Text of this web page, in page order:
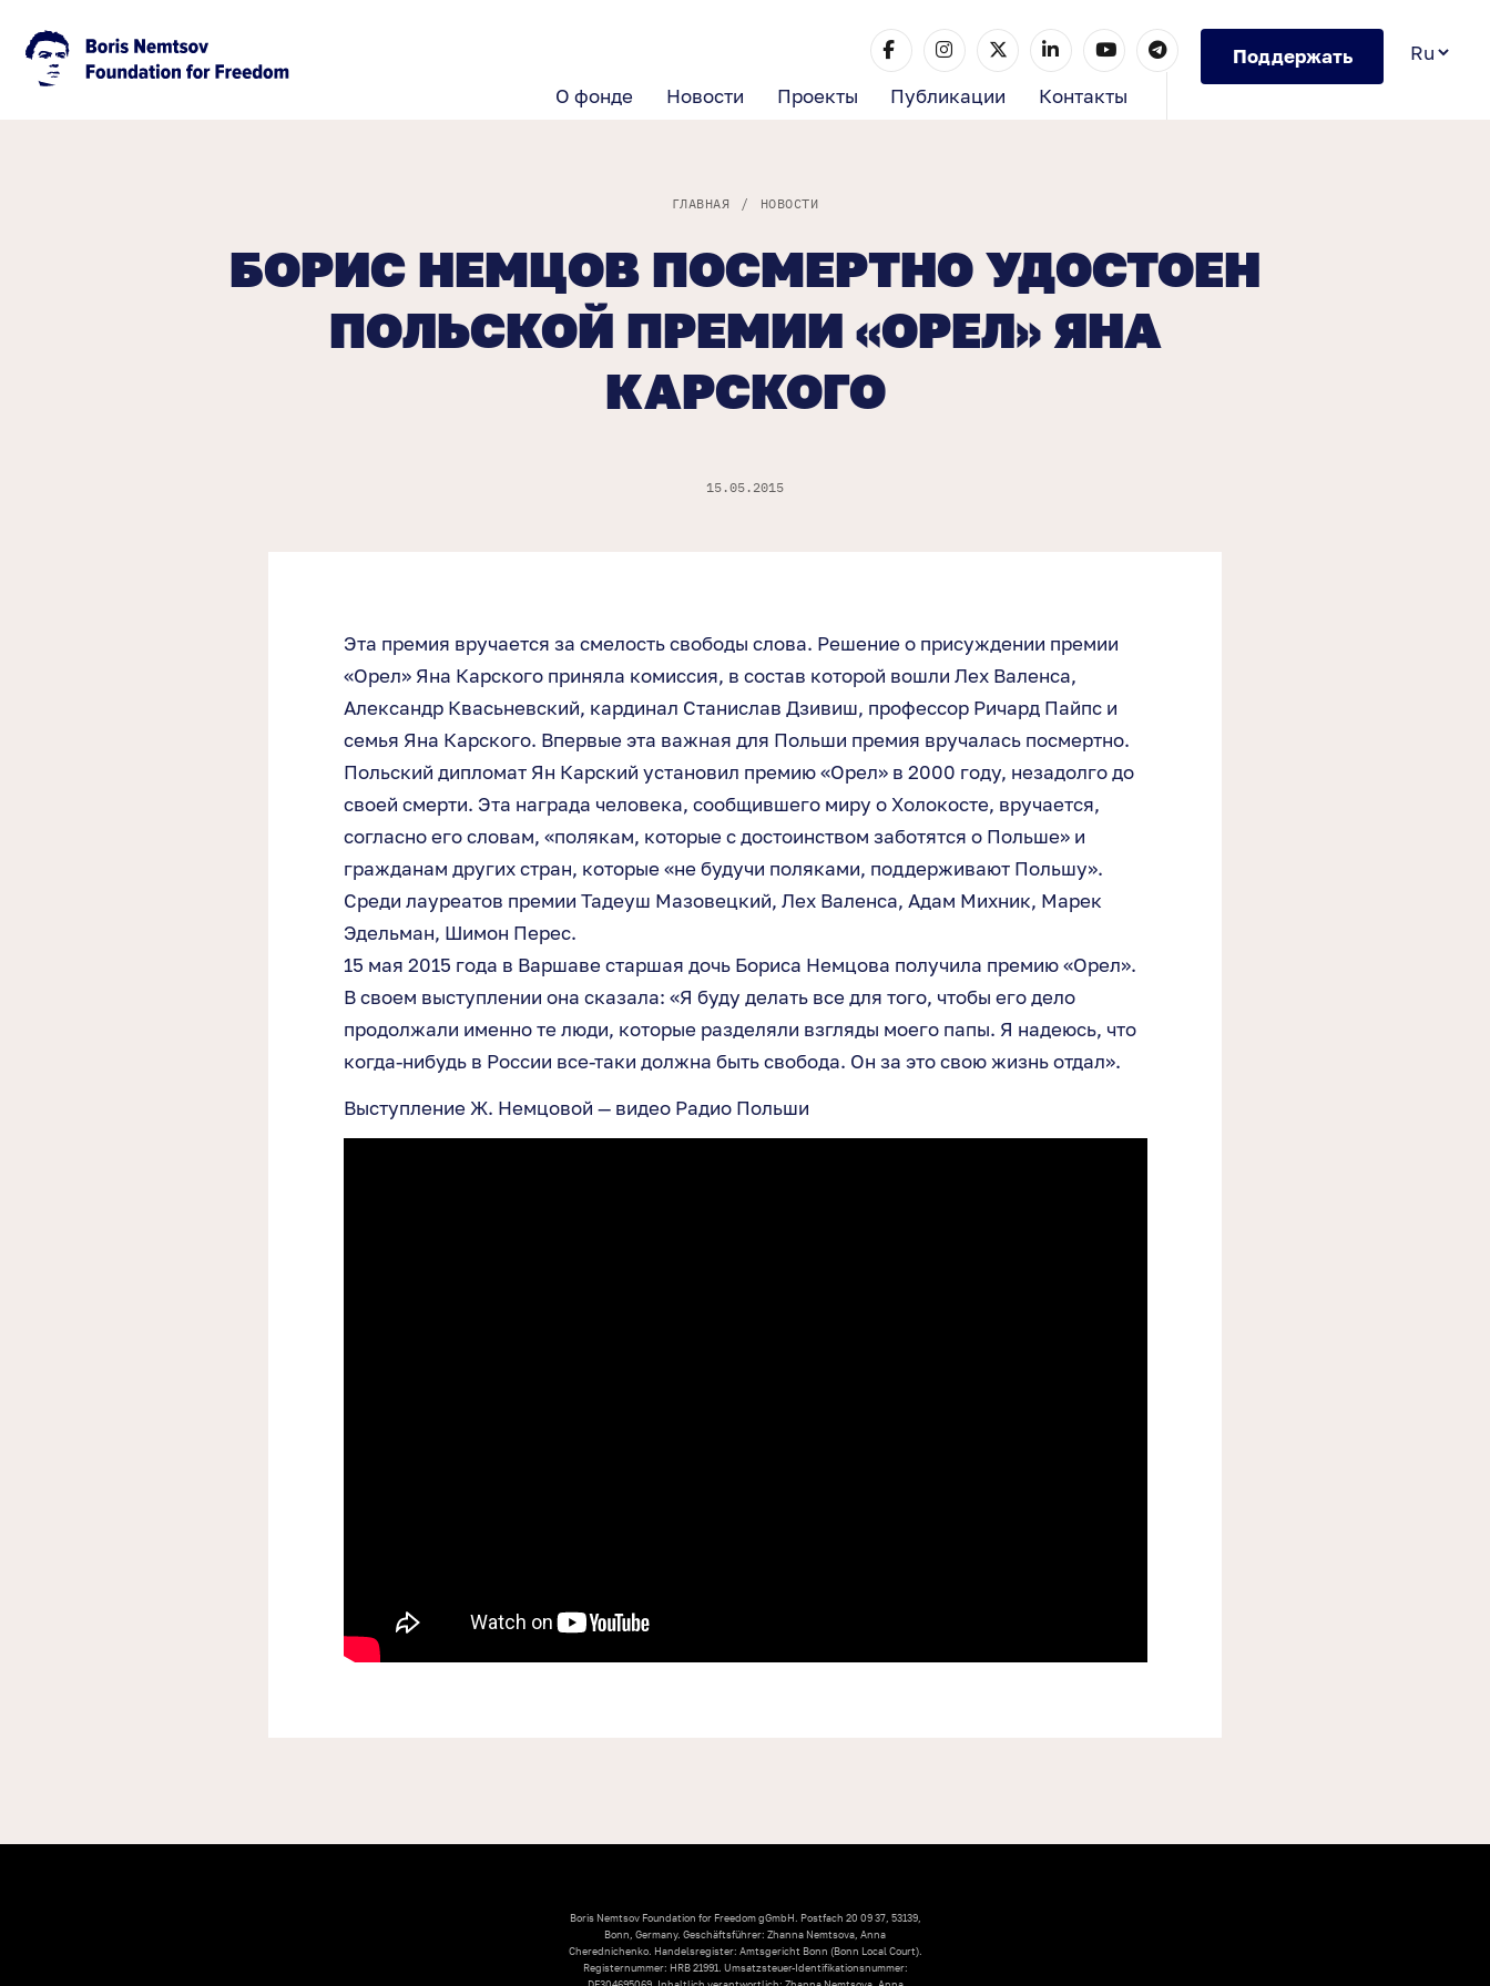
Поддержать
Контакты
Публикации
Проекты
Новости
О фонде
ГЛАВНАЯ / НОВОСТИ
БОРИС НЕМЦОВ ПОСМЕРТНО УДОСТОЕН
ПОЛЬСКОЙ ПРЕМИИ «ОРЕЛ» ЯНА
КАРСКОГО
15.05.2015
Эта премия вручается за смелость свободы слова. Решение о присуждении премии
«Орел» Яна Карского приняла комиссия, в состав которой вошли Лех Валенса,
Александр Квасьневский, кардинал Станислав Дзивиш, профессор Ричард Пайпс и
семья Яна Карского. Впервые эта важная для Польши премия вручалась посмертно.
Польский дипломат Ян Карский установил премию «Орел» в 2000 году, незадолго до
своей смерти. Эта награда человека, сообщившего миру о Холокосте, вручается,
согласно его словам, «полякам, которые с достоинством заботятся о Польше» и
гражданам других стран, которые «не будучи поляками, поддерживают Польшу».
Среди лауреатов премии Тадеуш Мазовецкий, Лех Валенса, Адам Михник, Марек
Эдельман, Шимон Перес.
15 мая 2015 года в Варшаве старшая дочь Бориса Немцова получила премию «Орел».
В своем выступлении она сказала: «Я буду делать все для того, чтобы его дело
продолжали именно те люди, которые разделяли взгляды моего папы. Я надеюсь, что
когда-нибудь в России все-таки должна быть свобода. Он за это свою жизнь отдал».
Выступление Ж. Немцовой — видео Радио Польши
Boris Nemtsov Foundation for Freedom gGmbH. Postfach 20 09 37, 53139,
Bonn, Germany. Geschäftsführer: Zhanna Nemtsova, Anna
Cherednichenko. Handelsregister: Amtsgericht Bonn (Bonn Local Court).
Registernummer: HRB 21991. Umsatzsteuer-Identifikationsnummer: